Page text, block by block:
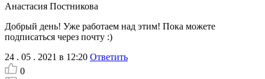
Анастасия Постникова
Добрый день! Уже работаем над этим! Пока можете
подписаться через почту :)
24 . 05 . 2021 в 12:20 Ответить
0